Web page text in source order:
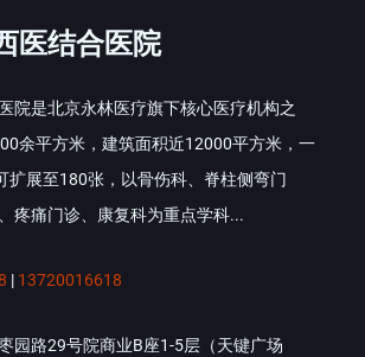
医结合医院
院是北京永林医疗旗下核心医疗机构之
余平方米，建筑面积近12000平方米，一
扩展至180张，以骨伤科、脊柱侧弯门
疼痛门诊、康复科为重点学科...
| 13720016618
园路29号院商业B座1-5层（天键广场